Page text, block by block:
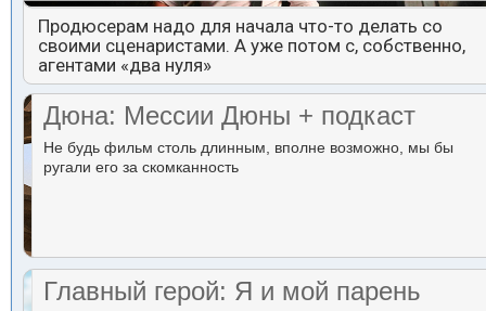
Продюсерам надо для начала что-то делать со
своими сценаристами. А уже потом с, собственно,
агентами «два нуля»
Дюна: Мессии Дюны + подкаст
Не будь фильм столь длинным, вполне возможно, мы бы
ругали его за скомканность
Главный герой: Я и мой парень